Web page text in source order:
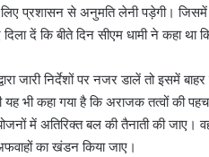
प्रशासन से अनुमति लेनी पड़ेगी। जिसमें
दें कि बीते दिन सीएम धामी ने कहा था
जारी निर्देशों पर नजर डालें तो
यह भी कहा गया है कि अराजक तत्वों की
में अतिरिक्त बल की तैनाती की जाए।
का खंडन किया जाए।